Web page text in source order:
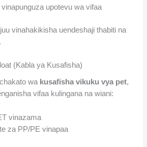
upotevu wa vifaa
vinahakikisha uendeshaji thabiti na
(Kabla ya Kusafisha)
wa kusafisha vikuku vya pet,
vifaa kulingana na wiani:
vinazama
za PP/PE vinapaa